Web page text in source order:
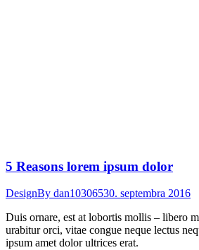
5 Reasons lorem ipsum dolor
DesignBy dan10306530. septembra 2016
Duis ornare, est at lobortis mollis – libero
urabitur orci, vitae congue neque lectus
ipsum amet dolor ultrices erat.